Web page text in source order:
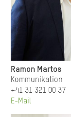
Ramon Martos
Kommunikation
+41 31 321 00 37
E-Mail